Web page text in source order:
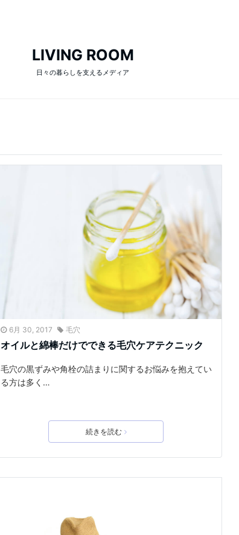
LIVING ROOM
日々の暮らしを支えるメディア
6月 30, 2017 毛穴
オイルと綿棒だけでできる毛穴ケアテクニック
毛穴の黒ずみや角栓の詰まりに関するお悩みを抱えてい
る方は多く…
続きを読む